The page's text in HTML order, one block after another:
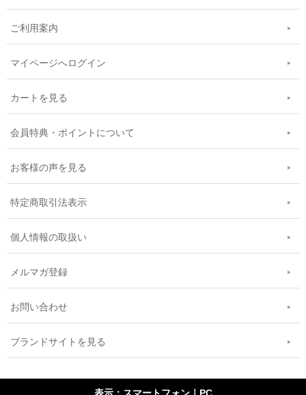
ご利用案内
マイページへログイン
カートを見る
会員特典・ポイントについて
お客様の声を見る
特定商取引法表示
個人情報の取扱い
メルマガ登録
お問い合わせ
ブランドサイトを見る